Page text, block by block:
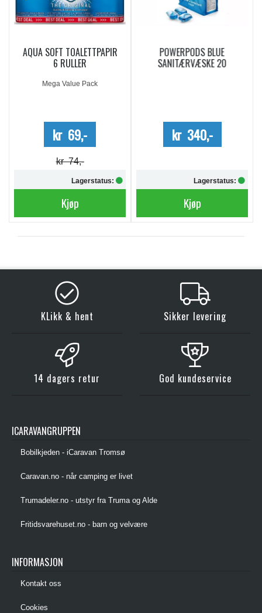
AQUA SOFT TOALETTPAPIR
6 RULLER
Mega Value Pack
kr 69,-
kr 74,-
Lagerstatus:
Kjøp
POWERPODS BLUE
SANITÆRVÆSKE 20
kr 340,-
Lagerstatus:
Kjøp
KLikk & hent Sikker levering
14 dagers retur God kundeservice
ICARAVANGRUPPEN
Bobilkjeden - iCaravan Tromsø
Caravan.no - når camping er livet
Trumadeler.no - utstyr fra Truma og Alde
Fritidsvarehuset.no - barn og velvære
INFORMASJON
Kontakt oss
Cookies